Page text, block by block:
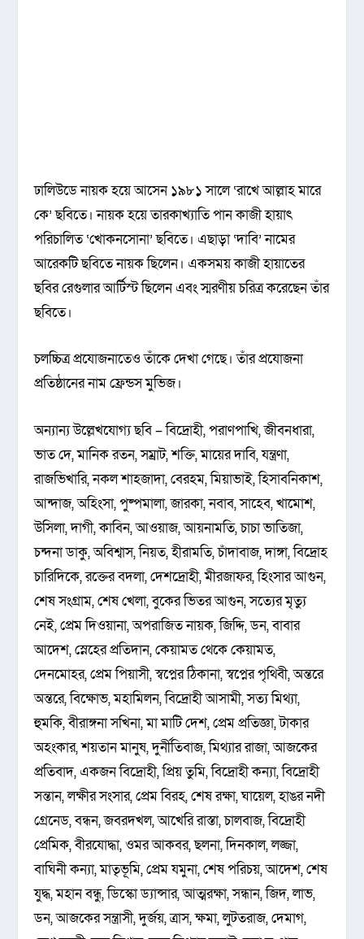
ঢালিউডে নায়ক হয়ে আসেন ১৯৮১ সালে ‘রাখে আল্লাহ মারে
কে’ ছবিতে। নায়ক হয়ে তারকাখ্যাতি পান কাজী হায়াৎ
পরিচালিত ‘খোকনসোনা’ ছবিতে। এছাড়া ‘দাবি’ নামের
আরেকটি ছবিতে নায়ক ছিলেন। একসময় কাজী হায়াতের
ছবির রেগুলার আর্টিস্ট ছিলেন এবং স্মরণীয় চরিত্র করেছেন তাঁর
ছবিতে।
চলচ্চিত্র প্রযোজনাতেও তাঁকে দেখা গেছে। তাঁর প্রযোজনা
প্রতিষ্ঠানের নাম ফ্রেন্ডস মুভিজ।
অন্যান্য উল্লেখযোগ্য ছবি – বিদ্রোহী, পরাণপাখি, জীবনধারা,
ভাত দে, মানিক রতন, সম্রাট, শক্তি, মায়ের দাবি, যন্ত্রণা,
রাজভিখারি, নকল শাহজাদা, বেরহম, মিয়াভাই, হিসাবনিকাশ,
আন্দাজ, অহিংসা, পুষ্পমালা, জারকা, নবাব, সাহেব, খামোশ,
উসিলা, দাগী, কাবিন, আওয়াজ, আয়নামতি, চাচা ভাতিজা,
চন্দনা ডাকু, অবিশ্বাস, নিয়ত, হীরামতি, চাঁদাবাজ, দাঙ্গা, বিদ্রোহ
চারিদিকে, রক্তের বদলা, দেশদ্রোহী, মীরজাফর, হিংসার আগুন,
শেষ সংগ্রাম, শেষ খেলা, বুকের ভিতর আগুন, সত্যের মৃত্যু
নেই, প্রেম দিওয়ানা, অপরাজিত নায়ক, জিদ্দি, ডন, বাবার
আদেশ, স্নেহের প্রতিদান, কেয়ামত থেকে কেয়ামত,
দেনমোহর, প্রেম পিয়াসী, স্বপ্নের ঠিকানা, স্বপ্নের পৃথিবী, অন্তরে
অন্তরে, বিক্ষোভ, মহামিলন, বিদ্রোহী আসামী, সত্য মিথ্যা,
হুমকি, বীরাঙ্গনা সখিনা, মা মাটি দেশ, প্রেম প্রতিজ্ঞা, টাকার
অহংকার, শয়তান মানুষ, দুর্নীতিবাজ, মিথ্যার রাজা, আজকের
প্রতিবাদ, একজন বিদ্রোহী, প্রিয় তুমি, বিদ্রোহী কন্যা, বিদ্রোহী
সন্তান, লক্ষীর সংসার, প্রেম বিরহ, শেষ রক্ষা, ঘায়েল, হাঙর নদী
গ্রেনেড, বন্ধন, জবরদখল, আখেরি রাস্তা, চালবাজ, বিদ্রোহী
প্রেমিক, বীরযোদ্ধা, ওমর আকবর, ছলনা, দিনকাল, লজ্জা,
বাঘিনী কন্যা, মাতৃভূমি, প্রেম যমুনা, শেষ পরিচয়, আদেশ, শেষ
যুদ্ধ, মহান বন্ধু, ডিস্কো ড্যান্সার, আত্মরক্ষা, সন্ধান, জিদ, লাভ,
ডন, আজকের সন্ত্রাসী, দুর্জয়, ত্রাস, ক্ষমা, লুটতরাজ, দেমাগ,